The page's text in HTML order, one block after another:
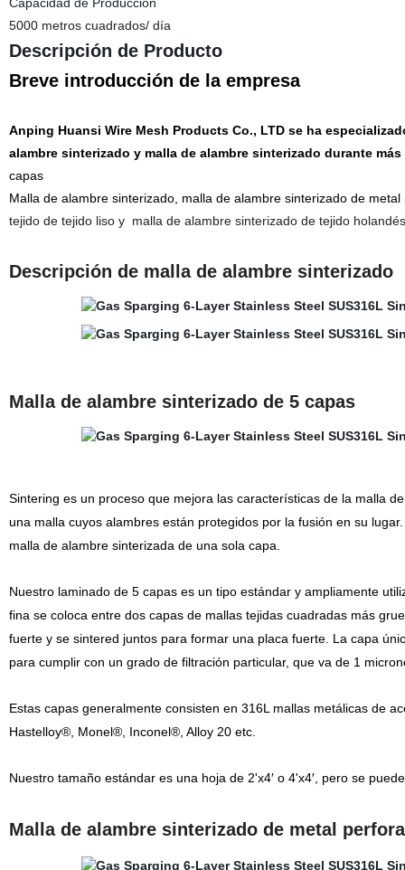
5000 metros cuadrados/ día
Descripción de Producto
Breve introducción de la empresa
Anping Huansi Wire Mesh Products Co., LTD se ha
alambre sinterizado y malla de alambre sinterizado durante
capas
Malla de alambre sinterizado, malla de alambre sinterizado de metal
tejido de tejido liso y malla de alambre sinterizado de tejido
Descripción de malla de alambre sinterizado
Malla de alambre sinterizado de 5 capas
Sintering es un proceso que mejora las características de la malla
una malla cuyos alambres están protegidos por la fusión en su
malla de alambre sinterizada de una sola capa.
Nuestro laminado de 5 capas es un tipo estándar y ampliamente
fina se coloca entre dos capas de mallas tejidas cuadradas más
fuerte y se sintered juntos para formar una placa fuerte. La capa
para cumplir con un grado de filtración particular, que va de 1
Estas capas generalmente consisten en 316L mallas metálicas de
Hastelloy®, Monel®, Inconel®, Alloy 20 etc.
Nuestro tamaño estándar es una hoja de 2'x4′ o 4'x4′, pero se
Malla de alambre sinterizado de metal